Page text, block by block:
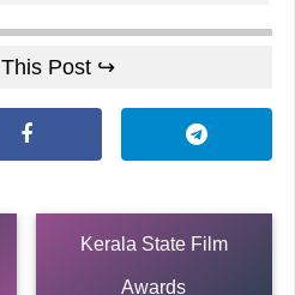
Post ↪
Kerala State Film
Awards